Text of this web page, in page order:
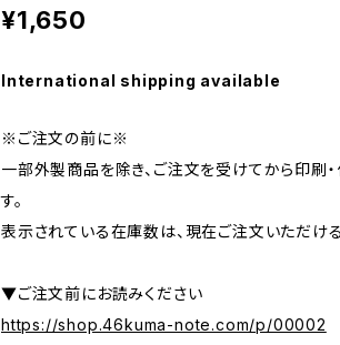
¥1,650
International shipping available
※ご注文の前に※
一部外製商品を除き、ご注文を受けてから印刷
す。
表示されている在庫数は、現在ご注文いただけ
▼ご注文前にお読みください
https://shop.46kuma-note.com/p/00002